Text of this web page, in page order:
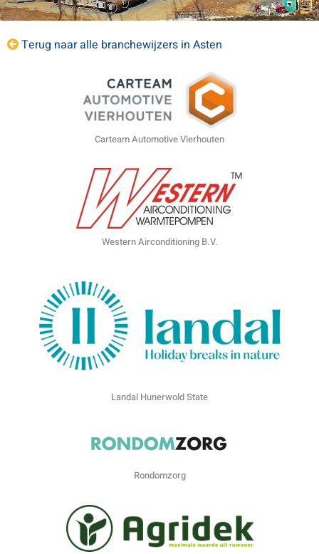
Terug naar alle branchewijzers in Asten
Carteam Automotive Vierhouten
Western Airconditioning B.V.
Landal Hunerwold State
Rondomzorg